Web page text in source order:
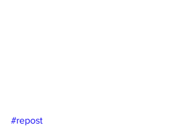
#repost